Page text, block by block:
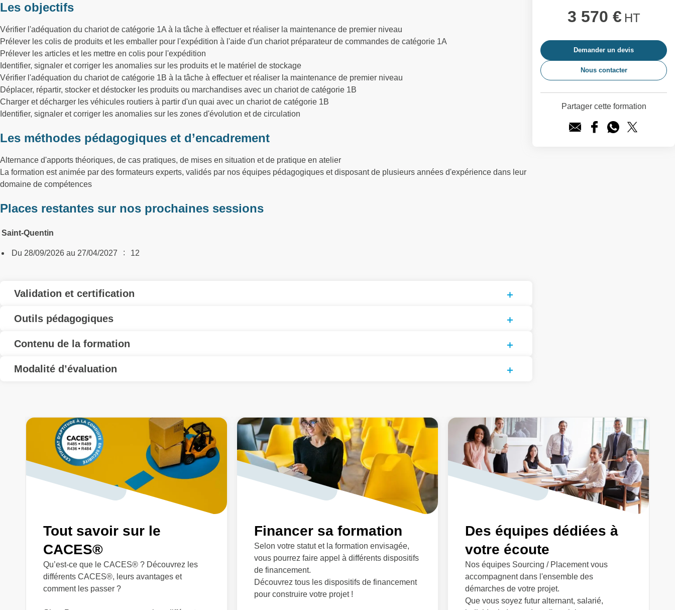
Les objectifs
Vérifier l'adéquation du chariot de catégorie 1A à la tâche à effectuer et réaliser la maintenance de premier niveau
Prélever les colis de produits et les emballer pour l'expédition à l'aide d'un chariot préparateur de commandes de catégorie 1A
Prélever les articles et les mettre en colis pour l'expédition
Identifier, signaler et corriger les anomalies sur les produits et le matériel de stockage
Vérifier l'adéquation du chariot de catégorie 1B à la tâche à effectuer et réaliser la maintenance de premier niveau
Déplacer, répartir, stocker et déstocker les produits ou marchandises avec un chariot de catégorie 1B
Charger et décharger les véhicules routiers à partir d'un quai avec un chariot de catégorie 1B
Identifier, signaler et corriger les anomalies sur les zones d'évolution et de circulation
Les méthodes pédagogiques et d’encadrement
Alternance d'apports théoriques, de cas pratiques, de mises en situation et de pratique en atelier
La formation est animée par des formateurs experts, validés par nos équipes pédagogiques et disposant de plusieurs années d'expérience dans leur
domaine de compétences
Places restantes sur nos prochaines sessions
Saint-Quentin
Du 28/09/2026 au 27/04/2027 : 12
Validation et certification
Outils pédagogiques
Contenu de la formation
Modalité d’évaluation
3 570 € HT
Demander un devis
Nous contacter
Partager cette formation
Tout savoir sur le
CACES®
Qu’est-ce que le CACES® ? Découvrez les
différents CACES®, leurs avantages et
comment les passer ?
Financer sa formation
Selon votre statut et la formation envisagée,
vous pourrez faire appel à différents dispositifs
de financement.
Découvrez tous les dispositifs de financement
pour construire votre projet !
Des équipes dédiées à
votre écoute
Nos équipes Sourcing / Placement vous
accompagnent dans l'ensemble des
démarches de votre projet.
Que vous soyez futur alternant, salarié,